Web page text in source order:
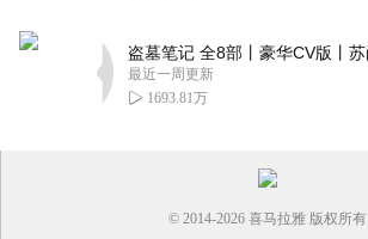
最近一周更新
1693.81万
© 2014-2026 喜马拉雅 版权所有